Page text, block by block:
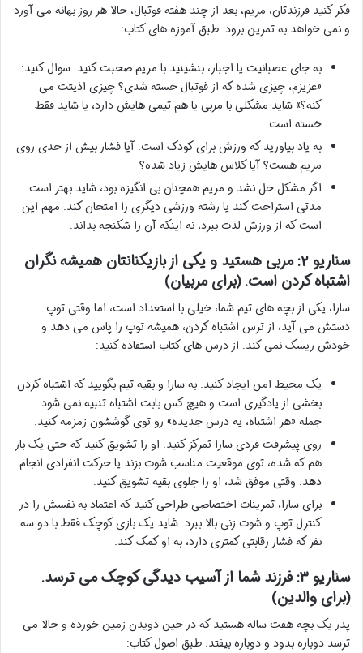
فکر کنید فرزندتان، مریم، بعد از چند هفته فوتبال، حالا هر روز بهانه می آورد
و نمی خواهد به تمرین برود. طبق آموزه های کتاب:
به جای عصبانیت یا اجبار، بنشینید با مریم صحبت کنید. سوال کنید:
«عزیزم، چیزی شده که از فوتبال خسته شدی؟ چیزی اذیتت می
کنه؟» شاید مشکلی با مربی یا هم تیمی هایش دارد، یا شاید فقط
خسته است.
به یاد بیاورید که ورزش برای کودک است. آیا فشار بیش از حدی روی
مریم هست؟ آیا کلاس هایش زیاد شده؟
اگر مشکل حل نشد و مریم همچنان بی انگیزه بود، شاید بهتر است
مدتی استراحت کند یا رشته ورزشی دیگری را امتحان کند. مهم این
است که از ورزش لذت ببرد، نه اینکه آن را شکنجه بداند.
سناریو ۲: مربی هستید و یکی از بازیکنانتان همیشه نگران
اشتباه کردن است. (برای مربیان)
سارا، یکی از بچه های تیم شما، خیلی با استعداد است، اما وقتی توپ
دستش می آید، از ترس اشتباه کردن، همیشه توپ را پاس می دهد و
خودش ریسک نمی کند. از درس های کتاب استفاده کنید:
یک محیط امن ایجاد کنید. به سارا و بقیه تیم بگویید که اشتباه کردن
بخشی از یادگیری است و هیچ کس بابت اشتباه تنبیه نمی شود.
جمله «هر اشتباه، یه درس جدیده» رو توی گوششون زمزمه کنید.
روی پیشرفت فردی سارا تمرکز کنید. او را تشویق کنید که حتی یک بار
هم که شده، توی موقعیت مناسب شوت بزند یا حرکت انفرادی انجام
دهد. وقتی موفق شد، او را جلوی بقیه تشویق کنید.
برای سارا، تمرینات اختصاصی طراحی کنید که اعتماد به نفسش را در
کنترل توپ و شوت زنی بالا ببرد. شاید یک بازی کوچک فقط با دو سه
نفر که فشار رقابتی کمتری دارد، به او کمک کند.
سناریو ۳: فرزند شما از آسیب دیدگی کوچک می ترسد.
(برای والدین)
پدر یک بچه هفت ساله هستید که در حین دویدن زمین خورده و حالا می
ترسد دوباره بدود و دوباره بیفتد. طبق اصول کتاب: